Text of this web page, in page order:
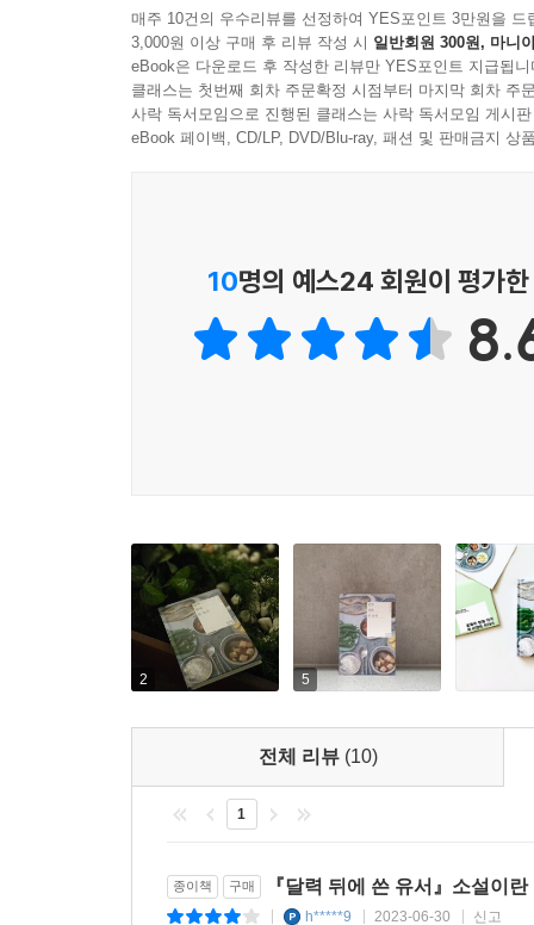
소설로 쓰는 일, 나아가 자신의 불행을 이해하고
결말은 자신에게 다가올 생의 다음 문장을 위한 아
매주 10건의 우수리뷰를 선정하여 YES포인트 3만원을 드
3,000원 이상 구매 후 리뷰 작성 시 일반회원 300원, 마니
eBook은 다운로드 후 작성한 리뷰만 YES포인트 지급됩니
클래스는 첫번째 회차 주문확정 시점부터 마지막 회차 주
사락 독서모임으로 진행된 클래스는 사락 독서모임 게시
eBook 페이백, CD/LP, DVD/Blu-ray, 패션 및 판매금지 상
10명의 예스24 회원이 평가
2 5
전체 리뷰 (10)
1
종이책 구매 『달력 뒤에 쓴 유서』소설이
h*****9 2023-06-30 신고